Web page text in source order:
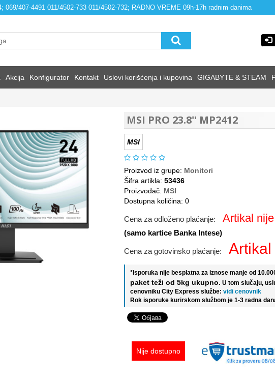
069/407-4491 011/4502-733 011/4502-732; RADNO VREME 09h-17h radnim danima
Akcija Konfigurator Kontakt Uslovi korišćenja i kupovina GIGABYTE & STEAM
MSI PRO 23.8'' MP2412
MSI
Proizvod iz grupe: Monitori
Šifra artikla: 53436
Proizvođač: MSI
Dostupna količina: 0
Cena za odloženo plaćanje: Artikal
(samo kartice Banka Intese)
Cena za gotovinsko plaćanje:
*Isporuka nije besplatna za iznose manje od
paket teži od 5kg ukupno. U tom slučaju,
cenovniku City Express službe: vidi cenovnik
Rok isporuke kurirskom službom je 1-3 radna
Nije dostupno